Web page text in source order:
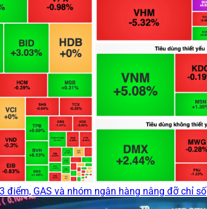
điểm, GAS và nhóm ngân hàng nâng đỡ chỉ số